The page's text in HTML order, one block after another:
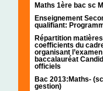
Maths 1ère bac sc
Enseignement
qualifiant:
Répartition
coefficients du
organisant
baccalauréat
officiels
Bac 2013:Maths-
gestion)